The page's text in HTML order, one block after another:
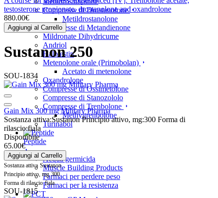
Compresse di Drostanolone
Metildrostanolone
Compresse di Metandienone
Mildronate Dihydricume
Andriol
Halotestin
Metenolone orale (Primobolan)
Acetato di metenolone
Oxandrolone
Compresse di Ossimetolone
Compresse di Stanozololo
Compresse di Trenbolone
Methyltrenbolone
Turinabol
Peptide
Acqua germicida
Muscle Building Products
Farmaci per perdere peso
Farmaci per la resistenza
testosterone propionate, drostanolone and oxandrolone
880.00€
Aggiungi al Carrello
Sustanon 250
SOU-1834
Gain Mix 300 mg Military Pharma
Sostanza attiva:Sustanon Principio attivo, mg:300 Forma di
rilascio:fiala
Disponibile
65.00€
Aggiungi al Carrello
Sostanza attiva Sustanon
Principio attivo, mg 300
Forma di rilascio fiala
SOU-1815